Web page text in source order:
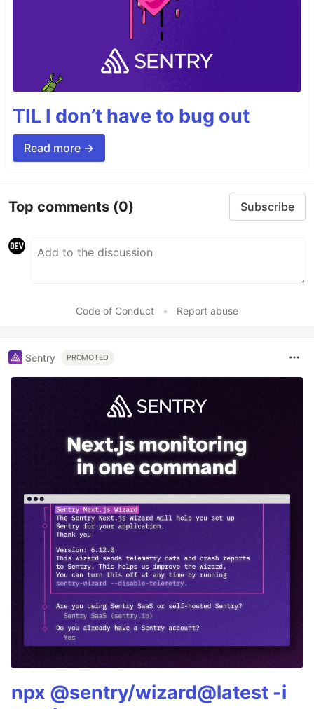
TIL I don’t have to bug out
Read more →
Top comments (0) Subscribe
Code of Conduct • Report abuse
Sentry PROMOTED
npx @sentry/wizard@latest -i